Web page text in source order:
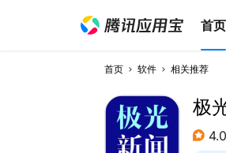
首页
首页 软件 相关推荐
极
4.0